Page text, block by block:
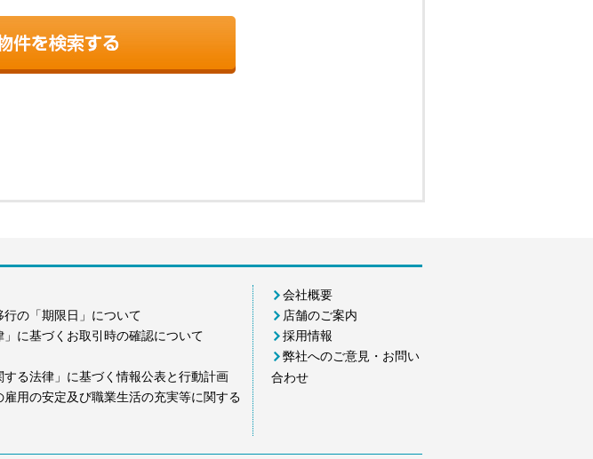
の「期限日」について
」に基づくお取引時の確認について
する法律」に基づく情報公表と行動計画
用の安定及び職業生活の充実等に関する
会社概要
店舗のご案内
採用情報
弊社へのご意見・お問い
合わせ